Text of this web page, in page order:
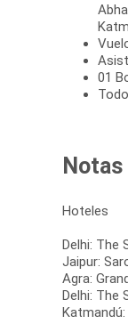
01
Notas
Hoteles
Delhi: The
Jaipur:
Agra:
Delhi: The